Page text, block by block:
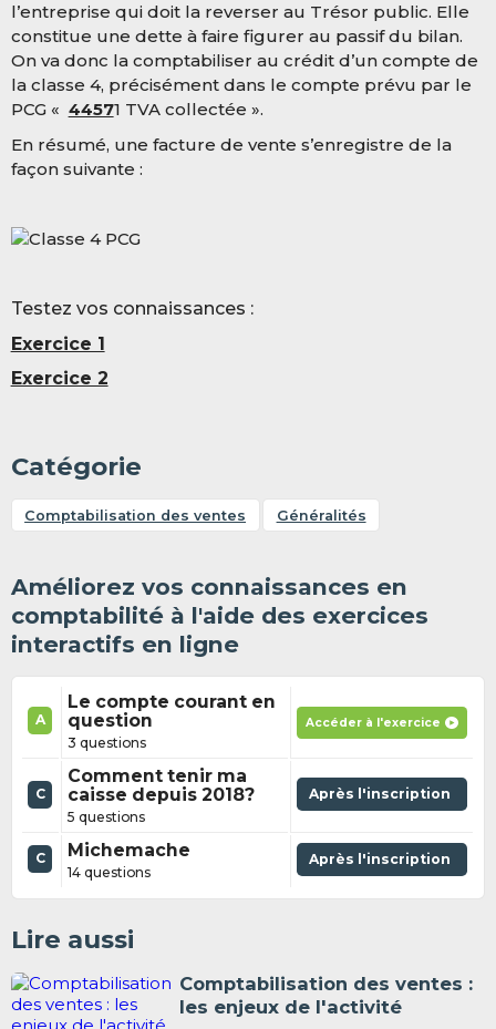
l’entreprise qui doit la reverser au Trésor public. Elle
constitue une dette à faire figurer au passif du bilan.
On va donc la comptabiliser au crédit d’un compte de
la classe 4, précisément dans le compte prévu par le
PCG « 44571 TVA collectée ».
En résumé, une facture de vente s’enregistre de la
façon suivante :
Testez vos connaissances :
Exercice 1
Exercice 2
Catégorie
Comptabilisation des ventes Généralités
Améliorez vos connaissances en
comptabilité à l'aide des exercices
interactifs en ligne
A
Le compte courant en
question
3 questions
Accéder à l'exercice
C
Comment tenir ma
caisse depuis 2018?
5 questions
Après l'inscription
C Michemache
14 questions
Après l'inscription
Lire aussi
Comptabilisation des ventes :
les enjeux de l'activité